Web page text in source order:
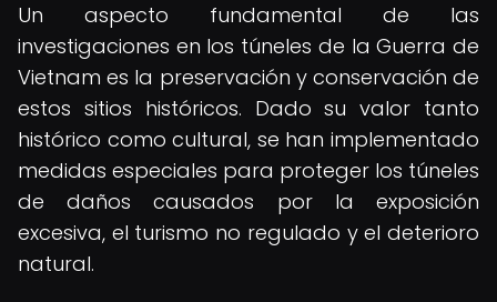
Un aspecto fundamental de las
investigaciones en los túneles de la Guerra de
Vietnam es la preservación y conservación de
estos sitios históricos. Dado su valor tanto
histórico como cultural, se han implementado
medidas especiales para proteger los túneles
de daños causados por la exposición
excesiva, el turismo no regulado y el deterioro
natural.